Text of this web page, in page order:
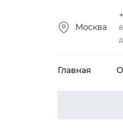
Москва
Главная